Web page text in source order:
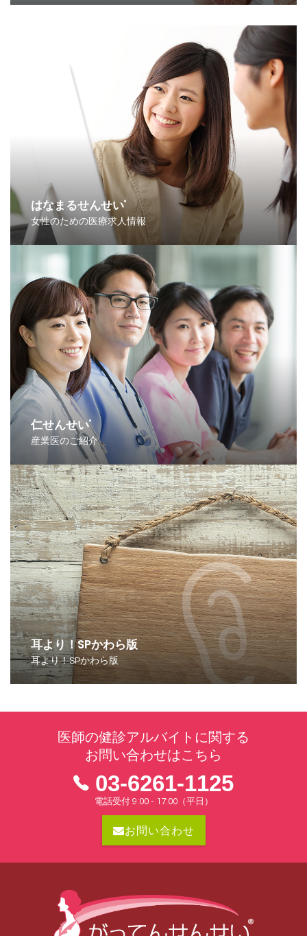
はなまるせんせい®
女性のための医療求人情報
仁せんせい®
産業医のご紹介
耳より！SPかわら版
耳より！SPかわら版
医師の健診アルバイトに関する
お問い合わせはこちら
03-6261-1125
電話受付 9:00 - 17:00（平日）
お問い合わせ